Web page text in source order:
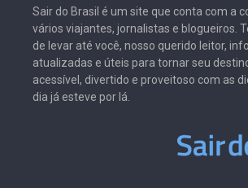
Sair do Brasil é um site que conta com a
vários viajantes, jornalistas e blogueiros.
de levar até você, nosso querido leitor,
atualizadas e úteis para tornar seu
acessível, divertido e proveitoso com as
dia já esteve por lá.